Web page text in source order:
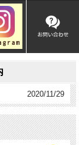
2020/11/29